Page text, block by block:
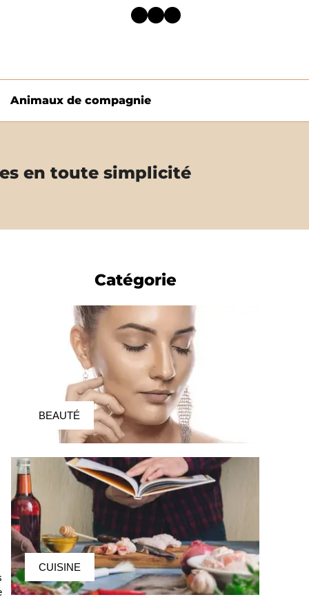
Facebook Twitter LinkedIn
Animaux de compagnie
en toute simplicité
Catégorie
BEAUTÉ
CUISINE